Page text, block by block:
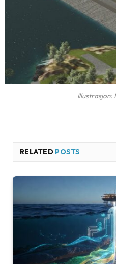
Illustrasjon:
RELATED POSTS